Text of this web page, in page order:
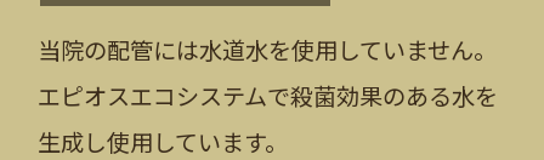
当院の配管には水道水を使用していません。
エピオスエコシステムで殺菌効果のある水を
生成し使用しています。